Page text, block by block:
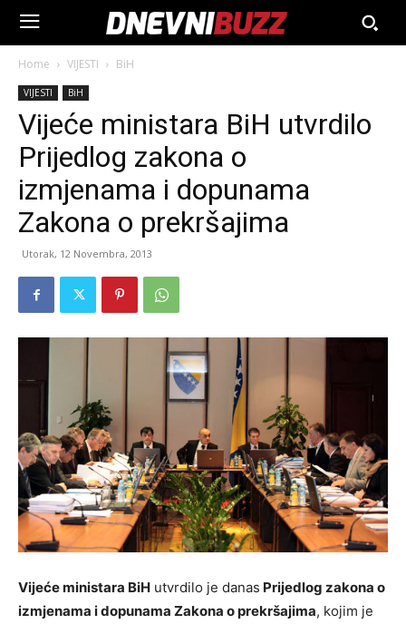
Home VIJESTI BiH
VIJESTI BiH
Vijeće ministara BiH utvrdilo
Prijedlog zakona o
izmjenama i dopunama
Zakona o prekršajima
Utorak, 12 Novembra, 2013
Vijeće ministara BiH utvrdilo je danas Prijedlog zakona o
izmjenama i dopunama Zakona o prekršajima, kojim je